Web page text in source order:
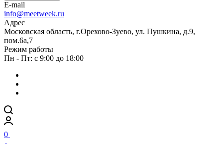
E-mail
info@meetweek.ru
Адрес
Московская область, г.Орехово-Зуево, ул. Пушкина, д.9,
пом.6а,7
Режим работы
Пн - Пт: с 9:00 до 18:00
0